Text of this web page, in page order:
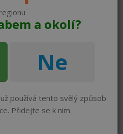
a okolí?
Ne
používá tento svělý způsob
Přidejte se k nim.